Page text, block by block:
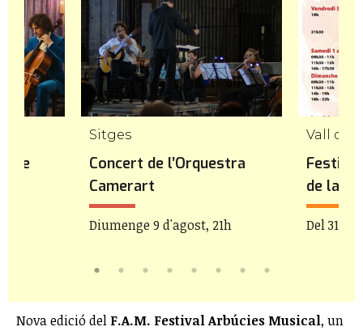
de
Sitges
Concert de l’Orquestra
Camerart
Diumenge 9 d'agost, 21h
Vall de
de la
Del 31
Nova edició del F.A.M. Festival Arbúcies Musical, un